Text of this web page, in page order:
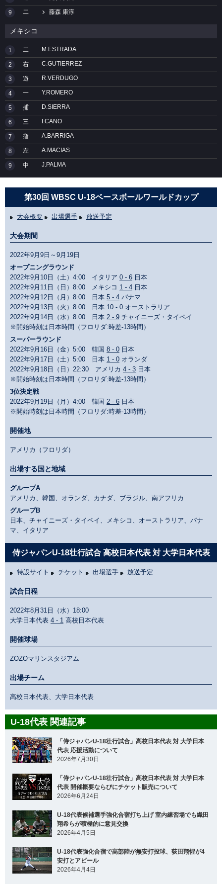
9 二 藤森 康淳
メキシコ
1 二 M.ESTRADA
2 右 C.GUTIERREZ
3 遊 R.VERDUGO
4 一 Y.ROMERO
5 捕 D.SIERRA
6 三 I.CANO
7 指 A.BARRIGA
8 左 A.MACIAS
9 中 J.PALMA
第30回 WBSC U-18ベースボールワールドカップ
大会概要 出場選手 放送予定
大会期間
2022年9月9日～9月19日
オープニングラウンド
2022年9月10日（土）4:00 イタリア 0 - 6 日本
2022年9月11日（日）8:00 メキシコ 1 - 4 日本
2022年9月12日（月）8:00 日本 5 - 4 パナマ
2022年9月13日（火）8:00 日本 10 - 0 オーストラリア
2022年9月14日（水）8:00 日本 2 - 9 チャイニーズ・タイペイ
※開始時刻は日本時間（フロリダ:時差-13時間）
スーパーラウンド
2022年9月16日（金）5:00 韓国 8 - 0 日本
2022年9月17日（土）5:00 日本 1 - 0 オランダ
2022年9月18日（日）22:30 アメリカ 4 - 3 日本
※開始時刻は日本時間（フロリダ:時差-13時間）
3位決定戦
2022年9月19日（月）4:00 韓国 2 - 6 日本
※開始時刻は日本時間（フロリダ:時差-13時間）
開催地
アメリカ（フロリダ）
出場する国と地域
グループA
アメリカ、韓国、オランダ、カナダ、ブラジル、南アフリカ
グループB
日本、チャイニーズ・タイペイ、メキシコ、オーストラリア、パナ
マ、イタリア
侍ジャパンU-18壮行試合 高校日本代表 対 大学日本代表
特設サイト チケット 出場選手 放送予定
試合日程
2022年8月31日（水）18:00
大学日本代表 4 - 1 高校日本代表
開催球場
ZOZOマリンスタジアム
出場チーム
高校日本代表、大学日本代表
U-18代表 関連記事
「侍ジャパンU-18壮行試合」高校日本代表 対 大学日本
代表 応援活動について
2026年7月30日
「侍ジャパンU-18壮行試合」高校日本代表 対 大学日本
代表 開催概要ならびにチケット販売について
2026年6月24日
U-18代表候補選手強化合宿打ち上げ 室内練習場でも織田
翔希らが積極的に意見交換
2026年4月5日
U-18代表強化合宿で高部陸が無安打投球、荻田翔惺が4
安打とアピール
2026年4月4日